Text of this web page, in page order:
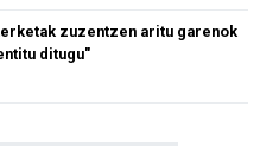
zuzentzen aritu garenok
ditugu"